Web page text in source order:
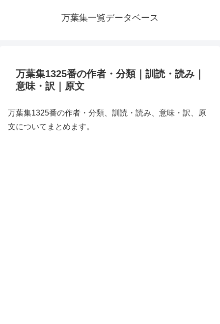
万葉集一覧データベース
万葉集1325番の作者・分類｜訓読・読み｜
意味・訳｜原文
万葉集1325番の作者・分類、訓読・読み、意味・訳、原
文についてまとめます。